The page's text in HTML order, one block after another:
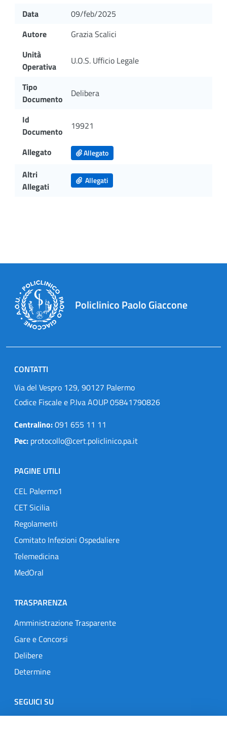
Data
09/feb/2025
Autore
Grazia Scalici
Unità
Operativa
U.O.S. Ufficio Legale
Tipo
Documento
Delibera
Id
Documento
19921
Allegato Allegato
Altri
Allegati
Allegati
Policlinico Paolo Giaccone
CONTATTI
Via del Vespro 129, 90127 Palermo
Codice Fiscale e P.Iva AOUP 05841790826
Centralino:091 655 11 11
Pec: protocollo@cert.policlinico.pa.it
PAGINE UTILI
CEL Palermo1
CET Sicilia
Regolamenti
Comitato Infezioni Ospedaliere
Telemedicina
MedOral
TRASPARENZA
Amministrazione Trasparente
Gare e Concorsi
Delibere
Determine
SEGUICI SU
Designers Italia
TwitterInstagramYoutubeLinkedin